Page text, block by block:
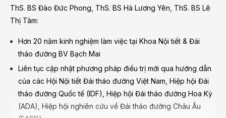
ThS. BS Đào Đức Phong, ThS. BS Hà Lương Yên, ThS. BS Lê
Thị Tâm:
Hơn 20 năm kinh nghiệm làm việc tại Khoa Nội tiết & Đái
tháo đường BV Bạch Mai
Liên tục cập nhật phương pháp điều trị mới qua hướng dẫn
của các Hội Nội tiết Đái tháo đường Việt Nam, Hiệp hội Đái
tháo đường Quốc tế (IDF), Hiệp hội Đái tháo đường Hoa Kỳ
(ADA), Hiệp hội nghiên cứu về Đái tháo đường Châu Âu